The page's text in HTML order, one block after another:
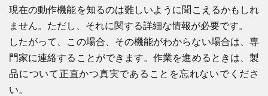
現在の動作機能を知るのは難しいように聞こえるかもしれ
ません。ただし、それに関する詳細な情報が必要です。
したがって、この場合、その機能がわからない場合は、専
門家に連絡することができます。作業を進めるときは、製
品について正直かつ真実であることを忘れないでくださ
い。